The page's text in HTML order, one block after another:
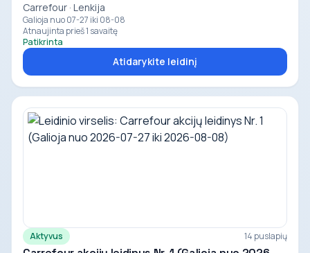
Carrefour · Lenkija
Galioja nuo 07-27 iki 08-08
Atnaujinta prieš 1 savaitę
Patikrinta
Atidarykite leidinį
Aktyvus 14 puslapių